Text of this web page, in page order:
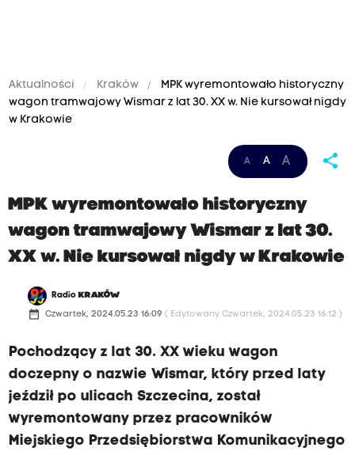
Aktualności Kraków
MPK wyremontowało historyczny
wagon tramwajowy Wismar z lat 30. XX w. Nie kursował nigdy
w Krakowie
A A A share
MPK wyremontowało historyczny
wagon tramwajowy Wismar z lat 30.
XX w. Nie kursował nigdy w Krakowie
Radio KRAKÓW
date_range Czwartek, 2024.05.23 16:09 ( Edytowany Czwartek, 2024.05.23 16:12 )
Pochodzący z lat 30. XX wieku wagon
doczepny o nazwie Wismar, który przed laty
jeździł po ulicach Szczecina, został
wyremontowany przez pracowników
Miejskiego Przedsiębiorstwa Komunikacyjnego